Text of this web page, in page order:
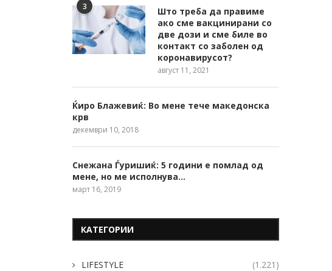
3
Што треба да правиме
ако сме вакцинирани со
две дози и сме биле во
контакт со заболен од
коронавирусот?
август 11, 2021
Ќиро Блажевиќ: Во мене тече македонска
крв
декември 10, 2018
Снежана Ѓуришиќ: 5 години е помлад од
мене, но ме исполнува…
март 16, 2019
КАТЕГОРИИ
LIFESTYLE (1.221)